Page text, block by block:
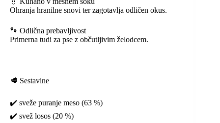
Ohranja hranilne snovi ter zagotavlja odličen okus.
🐾 Odlična prebavljivost
Primerna tudi za pse z občutljivim želodcem.
—
🥩 Sestavine
✔️ sveže puranje meso (63 %)
✔️ svež losos (20 %)